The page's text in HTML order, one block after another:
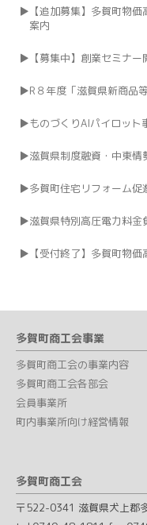
【追加募集】多賀町物
案内
【募集中】創業セミナ
R８年度「滋賀県新商品
ものづくりAIパイロット
滋賀県制度融資・中東
多賀町住宅リフォーム促
滋賀県特別高圧電力料
【受付終了】多賀町物
多賀町商工会事業
多賀町商工会の事業内容
多賀町商工会各部会
会員事業所
町内事業所向け経営情報
多賀町商工会
〒522-0341 滋賀県犬上郡